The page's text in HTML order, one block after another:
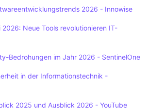
2026 - Innowise
Neue Tools revolutionieren IT-
Bedrohungen im Jahr 2026 - SentinelOne
in der Informationstechnik -
2025 und Ausblick 2026 - YouTube